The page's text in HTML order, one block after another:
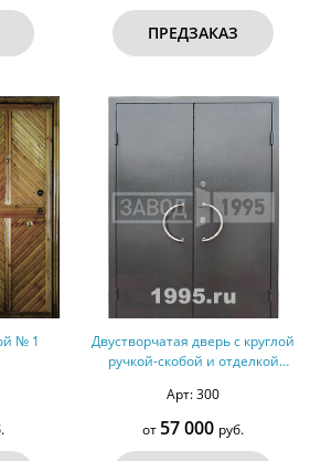
ПРЕДЗАКАЗ
№ 1
Двустворчатая дверь с круглой
ручкой-скобой и отделкой
сторон
Арт: 300
от 57 000 руб.